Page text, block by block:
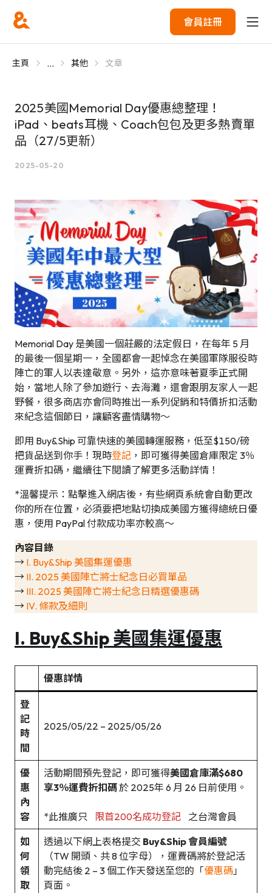
會員註冊
主頁 ... 其他 文章
2025美國Memorial Day優惠總整理！
iPad、beats耳機、Coach包包及更多熱賣單
品（27/5更新）
2025-05-20
Memorial Day 是美國一個莊嚴的法定假日，在每年 5 月
的最後一個星期一，全國都會一起悼念在美國軍隊服役時
陣亡的軍人以表達敬意。另外，這亦意味著夏季正式開
始，當地人除了參加遊行、去海灘，還會跟朋友家人一起
野餐，很多商店亦會同時推出一系列促銷和特價折扣活動
來紀念這個節日，讓顧客盡情購物～
即用 Buy&Ship 可靠快速的美國轉運服務，低至$150/磅
把貨品送到你手！現時登記 ，即可獲得美國倉庫限定 3％
運費折扣碼，繼續往下閱讀了解更多活動詳情！
*溫馨提示：點擊進入網店後，有些網頁系統會自動更改
你的所在位置，必須要把地點切換成美國方獲得總統日優
惠，使用 PayPal 付款成功率亦較高～
內容目錄
→ I. Buy&Ship 美國集運優惠
→ II. 2025 美國陣亡將士紀念日必買單品
→ III. 2025 美國陣亡將士紀念日精選優惠碼
→ IV. 條款及細則
I. Buy&Ship 美國集運優惠
優惠詳情
登
記
時
間
2025/05/22 – 2025/05/26
優
惠
內
容
活動期間預先登記，即可獲得美國倉庫滿$680
享3％運費折扣碼於 2025年 6 月 26 日前使用。
*此推廣只 限首200名成功登記 之台灣會員
如
何
領
取
透過以下網上表格提交 Buy&Ship 會員編號
（TW 開頭、共 8 位字母），運費碼將於登記活
動完結後 2 – 3 個工作天發送至您的「優惠碼」
頁面。